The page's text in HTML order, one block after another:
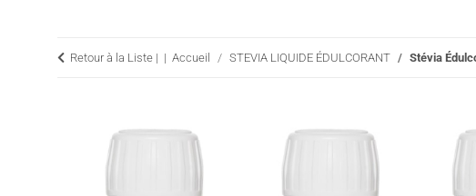
Retour à la Liste | Accueil STEVIA LIQUIDE ÉDULCORANT Stévia